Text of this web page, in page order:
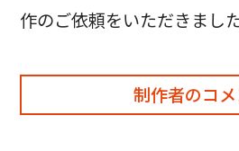
作のご依頼をいただきました
制作者のコ